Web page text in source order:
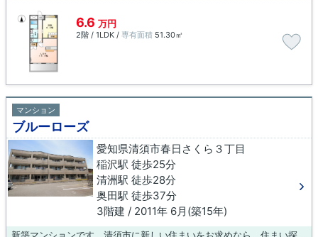
6.6 万円
2階 / 1LDK / 専有面積 51.30㎡
マンション
ブルーローズ
愛知県清須市春日さくら３丁目
稲沢駅 徒歩25分
清洲駅 徒歩28分
奥田駅 徒歩37分
3階建 / 2011年 6月(築15年)